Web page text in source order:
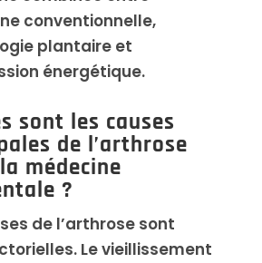
conventionnelle,
plantaire et
énergétique.
sont les causes
de l’arthrose
médecine
?
de l’arthrose sont
Le vieillissement